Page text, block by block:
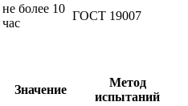
не более 10
час
ГОСТ 19007
Значение
Метод
испытаний